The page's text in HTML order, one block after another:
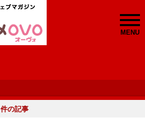
MENU
件の記事